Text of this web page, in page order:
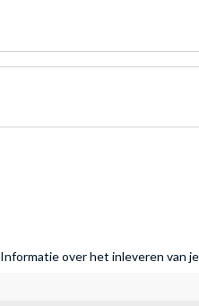
Informatie over het inleveren van